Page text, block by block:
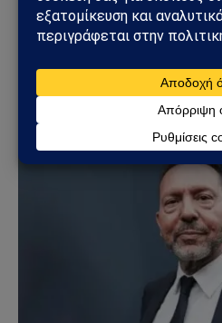
ΚΌΣΜΟΣ
Μπλόκο της Γερουσίας
ΗΠΑ
23/06/2026